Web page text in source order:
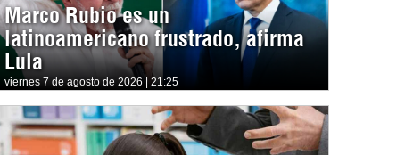
Marco Rubio es un
latinoamericano frustrado, afirma
Lula
viernes 7 de agosto de 2026 | 21:25